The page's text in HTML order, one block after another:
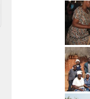
ROSTWOROWSKI SJ